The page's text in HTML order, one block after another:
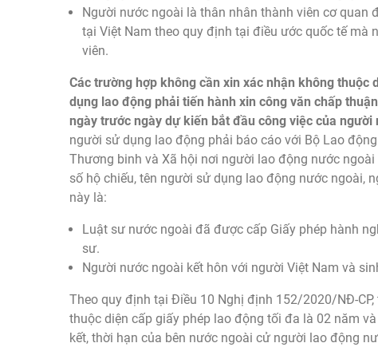
Người nước ngoài là thân nhân thành viên cơ
tại Việt Nam theo quy định tại điều ước quốc tế mà
viên.
Các trường hợp không cần xin xác nhận không
dụng lao động phải tiến hành xin công văn chấp
ngày trước ngày dự kiến bắt đầu công việc của người
người sử dụng lao động phải báo cáo với Bộ Lao
Thương binh và Xã hội nơi người lao động nước
số hộ chiếu, tên người sử dụng lao động nước ngoài,
này là:
Luật sư nước ngoài đã được cấp Giấy phép hành
sư.
Người nước ngoài kết hôn với người Việt Nam và
Theo quy định tại Điều 10 Nghị định 152/2020/NĐ-
thuộc diện cấp giấy phép lao động tối đa là 02 năm
kết, thời hạn của bên nước ngoài cử người lao động